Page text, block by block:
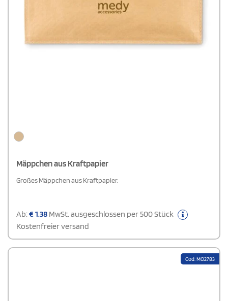
Mäppchen aus Kraftpapier
Großes Mäppchen aus Kraftpapier.
Ab:€1,38 MwSt. ausgeschlossen per 500 Stück
Kostenfreier versand
Cod: MO2783